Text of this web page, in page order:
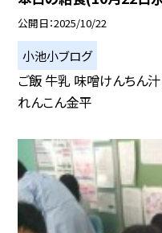
公開日 2025/10/22
小池小ブログ
ご飯 牛乳 味噌けんちん
れんこん金平